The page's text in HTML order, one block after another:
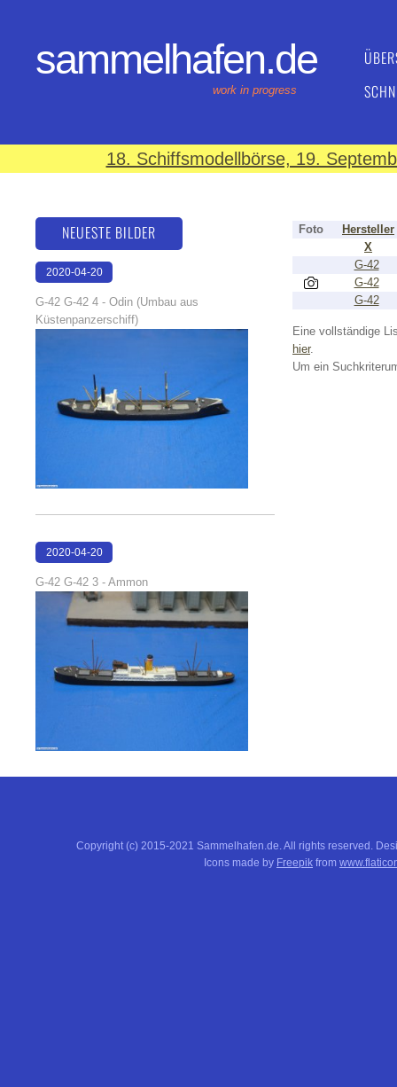
sammelhafen.de
work in progress
18. Schiffsmodellbörse, 19.
Foto
Hersteller
X
G-42
G-42
G-42
Eine vollständige
hier.
Um ein
NEUESTE BILDER
2020-04-20
G-42 G-42 4 - Odin (Umbau aus
Küstenpanzerschiff)
2020-04-20
G-42 G-42 3 - Ammon
Copyright (c) 2015-2021 Sammelhafen.de. All rights reserved.
Icons made by Freepik from